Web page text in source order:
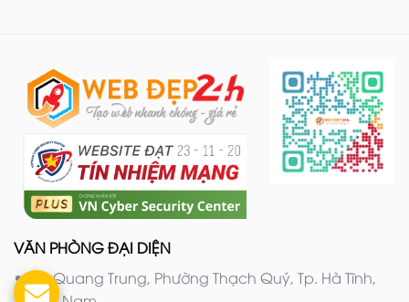
VĂN PHÒNG ĐẠI DIỆN
20 Quang Trung, Phường Thạch Quý, Tp. Hà Tĩnh,